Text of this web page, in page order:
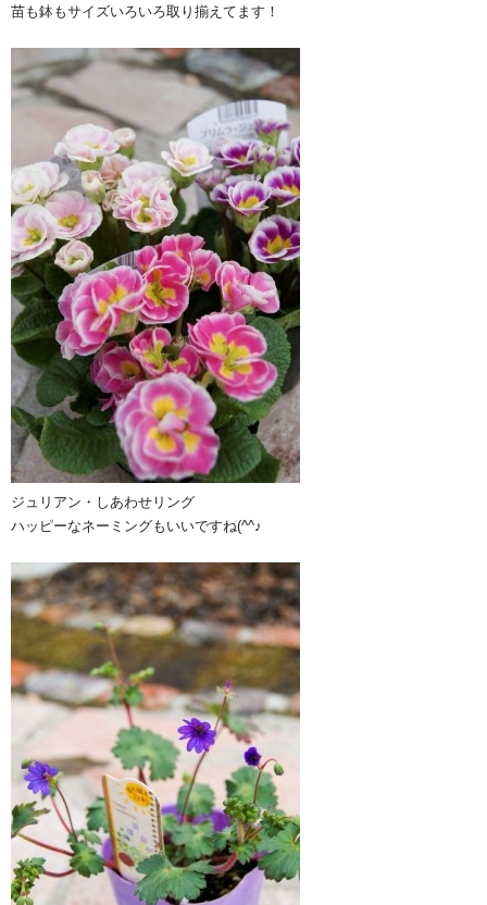
苗も鉢もサイズいろいろ取り揃えてます！
ジュリアン・しあわせリング
ハッピーなネーミングもいいですね(^^♪